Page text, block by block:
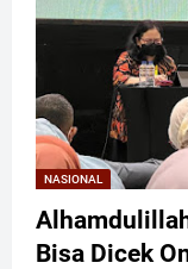
NASIONAL
Bisa Dicek